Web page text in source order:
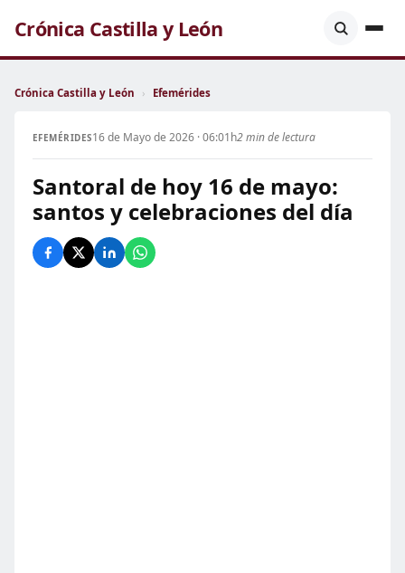
Crónica Castilla y León
Crónica Castilla y León › Efemérides
EFEMÉRIDES16 de Mayo de 2026 · 06:01h2 min de lectura
Santoral de hoy 16 de mayo:
santos y celebraciones del día